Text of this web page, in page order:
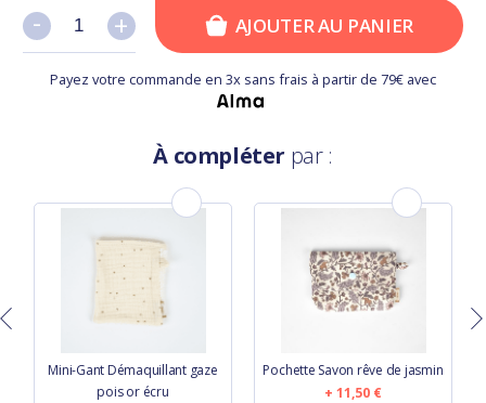
+
- +
- AJOUTER AU PANIER
Payez votre commande en 3x sans frais à partir de 79€ avec
À compléter par :
Mini-Gant Démaquillant gaze
pois or écru
Pochette Savon rêve de jasmin
11,50 €